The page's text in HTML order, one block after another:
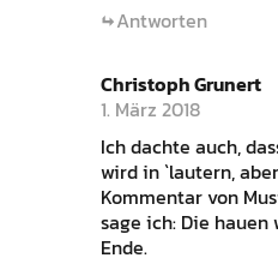
Antworten
Christoph Grunert
1. März 2018
Ich dachte auch,
wird in `lautern,
Kommentar von
sage ich: Die hauen
Ende.